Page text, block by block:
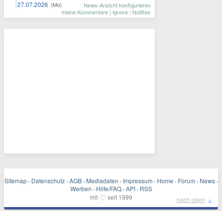
27.07.2026 (Mo)
News-Ansicht konfigurieren
meine Kommentare | Ignore | Notifies
Sitemap · Datenschutz · AGB · Mediadaten · Impressum · Home · Forum · News ·
Werben · Hilfe/FAQ · API · RSS
mit ♡ seit 1999 nach oben ▲